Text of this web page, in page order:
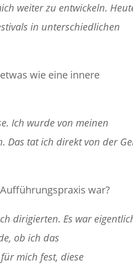
weiter zu entwickeln.
in unterschiedlichen
wie eine innere
Ich wurde von meinen
Das tat ich direkt von der
war?
dirigierten. Es war
ob ich das
mich fest, diese